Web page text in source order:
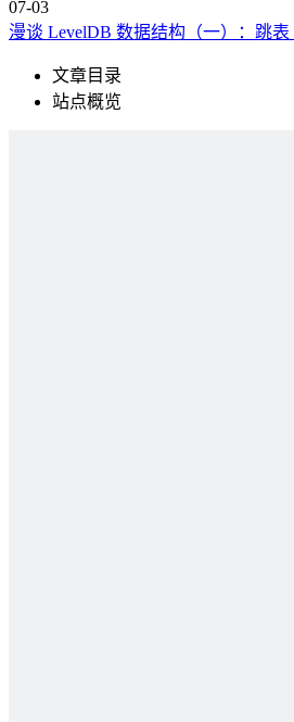
07-03
漫谈 LevelDB 数据结构（一）：跳表
文章目录
站点概览